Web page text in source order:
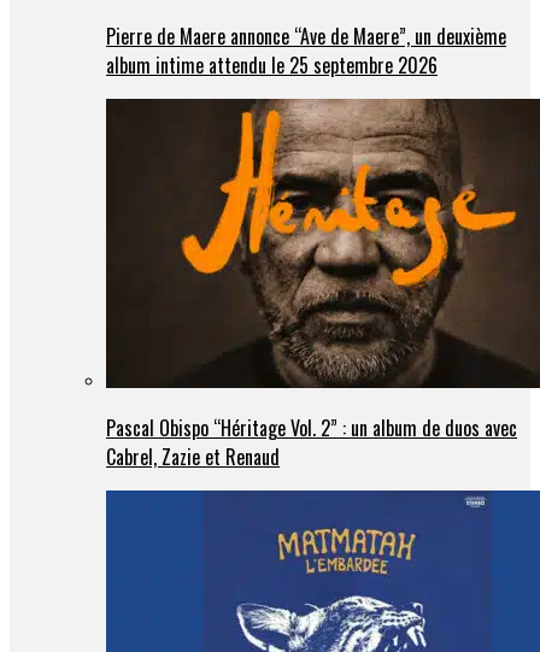
Pierre de Maere annonce “Ave de Maere”, un deuxième
album intime attendu le 25 septembre 2026
Pascal Obispo “Héritage Vol. 2” : un album de duos avec
Cabrel, Zazie et Renaud